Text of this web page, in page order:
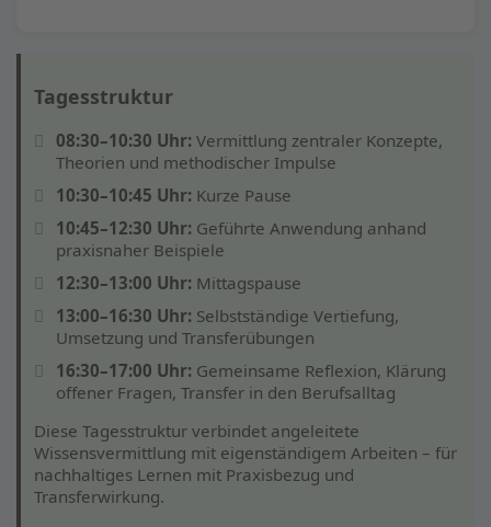
Tagesstruktur
08:30–10:30 Uhr: Vermittlung zentraler Konzepte,
Theorien und methodischer Impulse
10:30–10:45 Uhr: Kurze Pause
10:45–12:30 Uhr: Geführte Anwendung anhand
praxisnaher Beispiele
12:30–13:00 Uhr: Mittagspause
13:00–16:30 Uhr: Selbstständige Vertiefung,
Umsetzung und Transferübungen
16:30–17:00 Uhr: Gemeinsame Reflexion, Klärung
offener Fragen, Transfer in den Berufsalltag
Diese Tagesstruktur verbindet angeleitete
Wissensvermittlung mit eigenständigem Arbeiten – für
nachhaltiges Lernen mit Praxisbezug und
Transferwirkung.